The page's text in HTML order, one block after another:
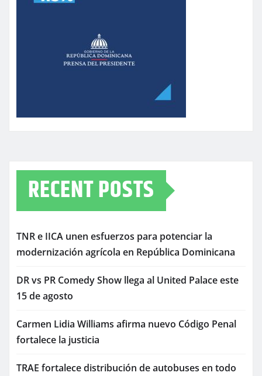
RECENT POSTS
TNR e IICA unen esfuerzos para potenciar la
modernización agrícola en República Dominicana
DR vs PR Comedy Show llega al United Palace este
15 de agosto
Carmen Lidia Williams afirma nuevo Código Penal
fortalece la justicia
TRAE fortalece distribución de autobuses en todo